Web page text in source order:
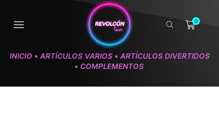
0
INICIO • ARTÍCULOS VARIOS • ARTÍCULOS DIVERTIDOS
• COMPLEMENTOS